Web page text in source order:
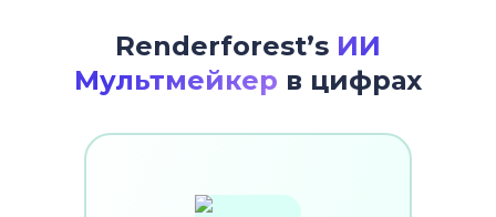
Renderforest’s ИИ
Мультмейкер в цифрах